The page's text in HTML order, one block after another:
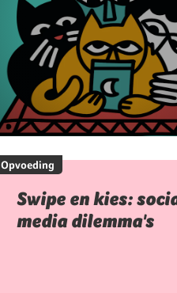
Opvoeding
Swipe en kies:
media dilemma's